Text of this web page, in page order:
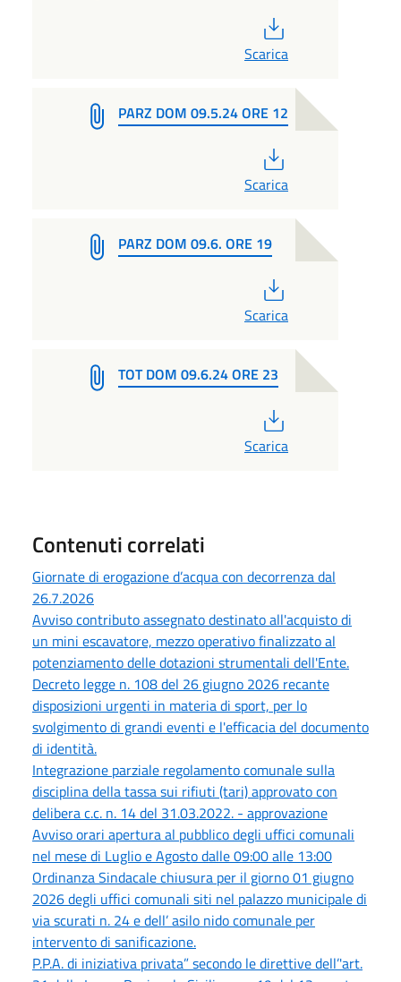
Scarica
PARZ DOM 09.5.24 ORE 12
Scarica
PARZ DOM 09.6. ORE 19
Scarica
TOT DOM 09.6.24 ORE 23
Scarica
Contenuti correlati
Giornate di erogazione d’acqua con decorrenza dal
26.7.2026
Avviso contributo assegnato destinato all'acquisto di
un mini escavatore, mezzo operativo finalizzato al
potenziamento delle dotazioni strumentali dell'Ente.
Decreto legge n. 108 del 26 giugno 2026 recante
disposizioni urgenti in materia di sport, per lo
svolgimento di grandi eventi e l'efficacia del documento
di identità.
Integrazione parziale regolamento comunale sulla
disciplina della tassa sui rifiuti (tari) approvato con
delibera c.c. n. 14 del 31.03.2022. - approvazione
Avviso orari apertura al pubblico degli uffici comunali
nel mese di Luglio e Agosto dalle 09:00 alle 13:00
Ordinanza Sindacale chiusura per il giorno 01 giugno
2026 degli uffici comunali siti nel palazzo municipale di
via scurati n. 24 e dell’ asilo nido comunale per
intervento di sanificazione.
P.P.A. di iniziativa privata” secondo le direttive dell’'art.